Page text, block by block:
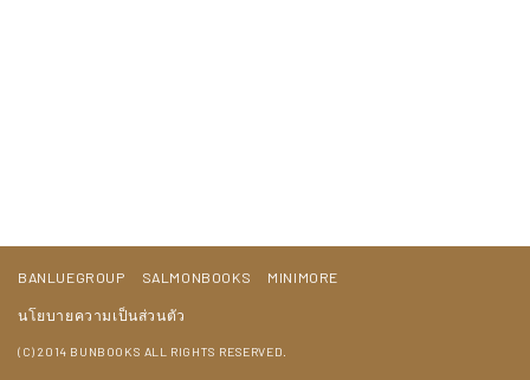
BANLUEGROUP SALMONBOOKS MINIMORE
นโยบายความเป็นส่วนตัว
(C) 2014 BUNBOOKS ALL RIGHTS RESERVED.